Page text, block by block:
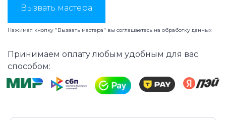
Вызвать мастера
Нажимая кнопку "Вызвать мастера" вы соглашаетесь на обработку данных
Принимаем оплату любым удобным для вас
способом: